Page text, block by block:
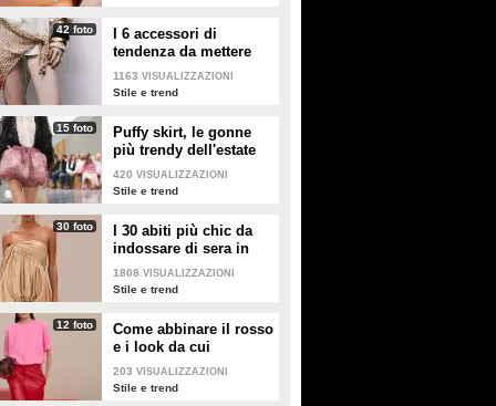
42 foto
I 6 accessori di
tendenza da mettere
nella valigia dell'estate
2026
1163 VISUALIZZAZIONI
Stile e trend
15 foto
Puffy skirt, le gonne
più trendy dell'estate
2026 sono quelle a
palloncino
420 VISUALIZZAZIONI
Stile e trend
30 foto
I 30 abiti più chic da
indossare di sera in
estate
1808 VISUALIZZAZIONI
Stile e trend
12 foto
Come abbinare il rosso
e i look da cui
prendere ispirazione
203 VISUALIZZAZIONI
Stile e trend